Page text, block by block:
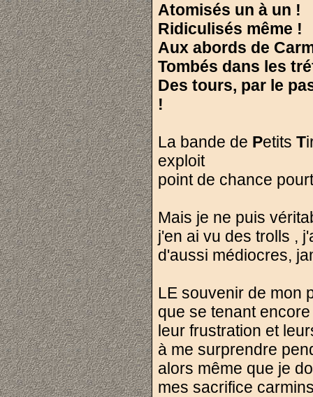
Atomisés un à un !
Ridiculisés même !
Aux abords de
Tombés dans les
Des tours, par le
!
La bande de Petits T
exploit
point de chance
Mais je ne puis
j'en ai vu des trolls ,
d'aussi médiocres,
LE souvenir de mon
que se tenant
leur frustration et
à me surprendre
alors même que je
mes sacrifice